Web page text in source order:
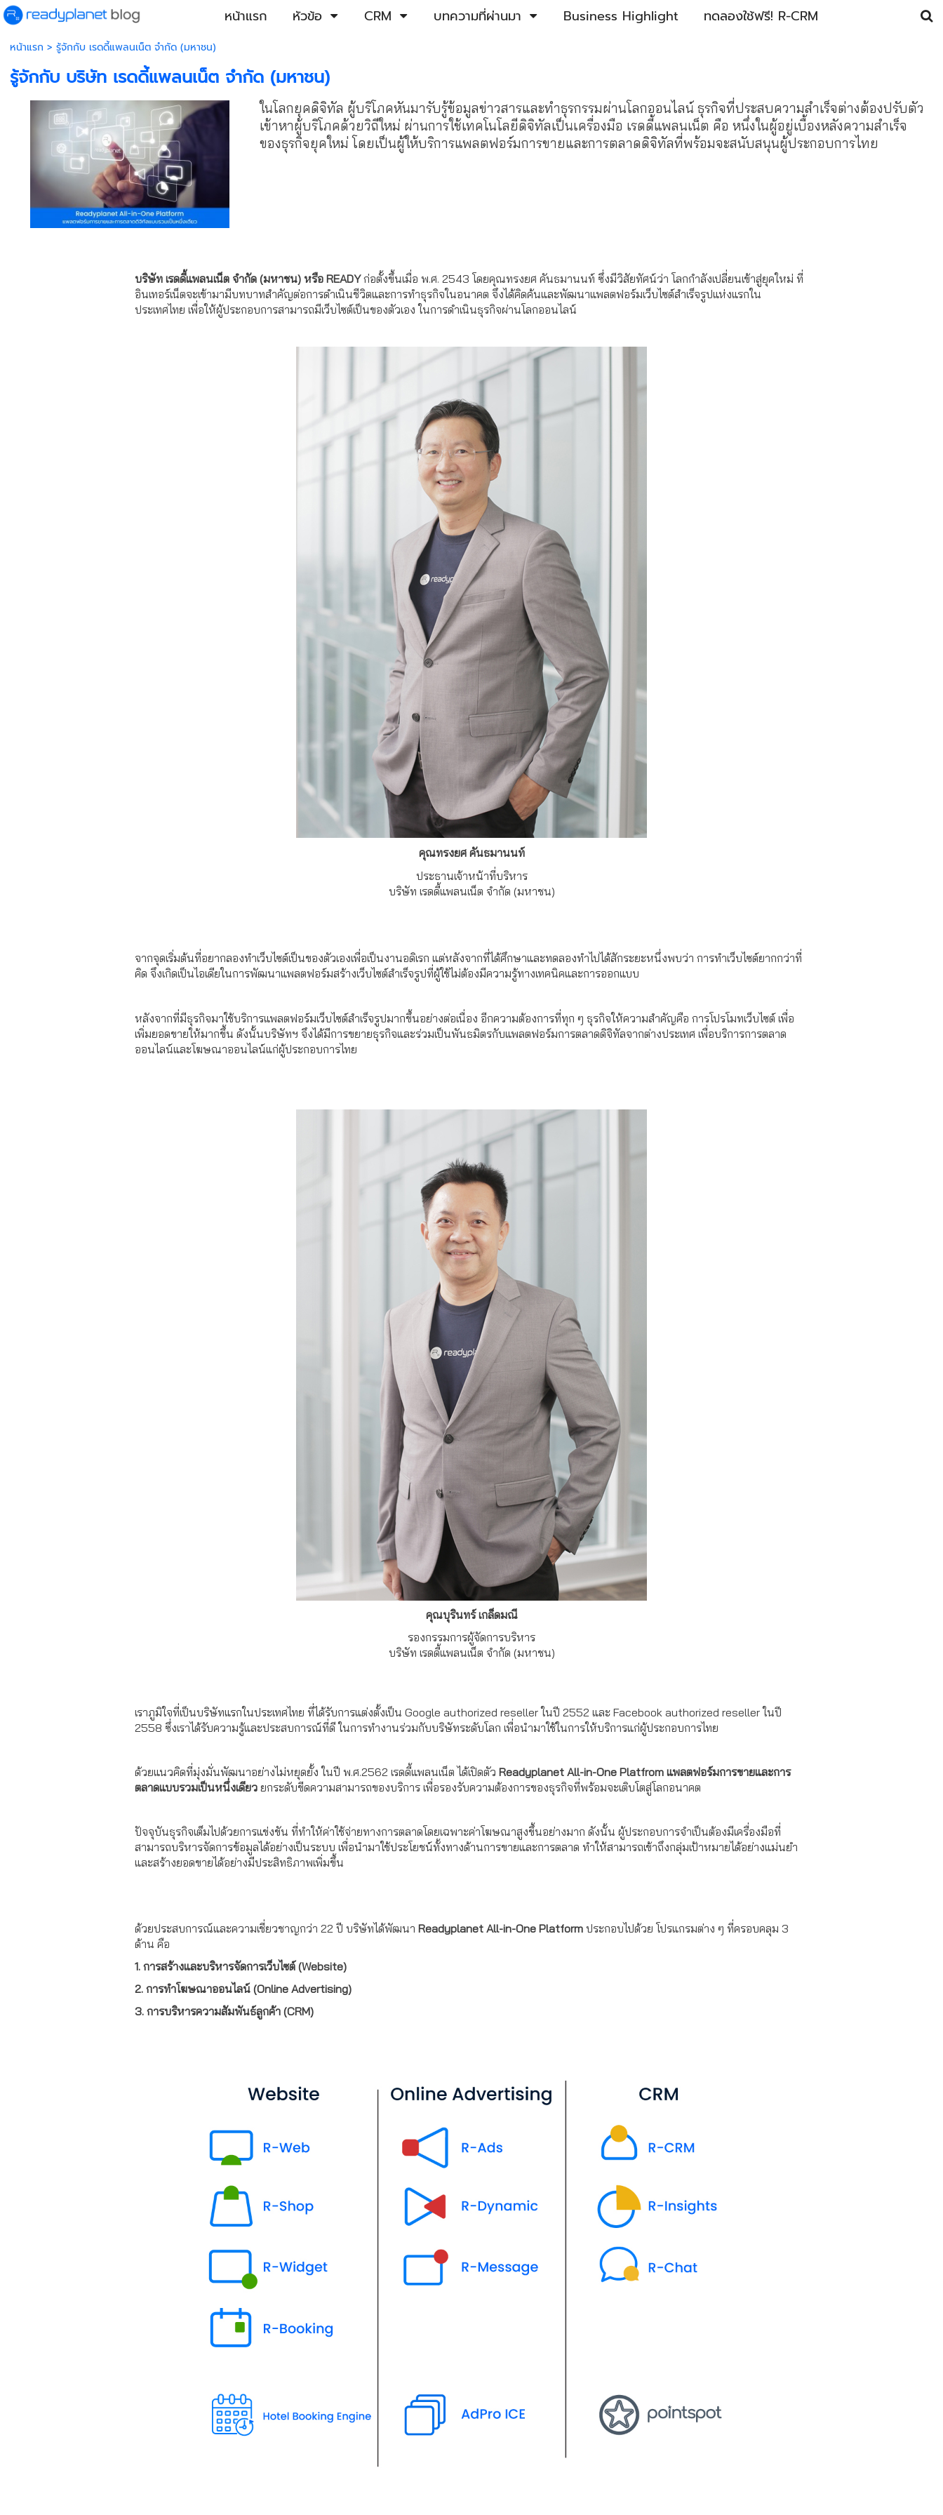
หน้าแรก หัวข้อ CRM บทความที่ผ่านมา Business Highlight ทดลองใช้ฟรี! R-CRM
หน้าแรก > รู้จักกับ เรดดี้แพลนเน็ต จำกัด (มหาชน)
รู้จักกับ บริษัท เรดดี้แพลนเน็ต จำกัด (มหาชน)
ในโลกยุคดิจิทัล ผู้บริโภคหันมารับรู้ข้อมูลข่าวสารและทำธุรกรรมผ่านโลกออนไลน์ ธุรกิจที่ประสบความสำเร็จต่างต้องปรับตัว
เข้าหาผู้บริโภคด้วยวิถีใหม่ ผ่านการใช้เทคโนโลยีดิจิทัลเป็นเครื่องมือ เรดดี้แพลนเน็ต คือ หนึ่งในผู้อยู่เบื้องหลังความสำเร็จ
ของธุรกิจยุคใหม่ โดยเป็นผู้ให้บริการแพลตฟอร์มการขายและการตลาดดิจิทัลที่พร้อมจะสนับสนุนผู้ประกอบการไทย
บริษัท เรดดี้แพลนเน็ต จำกัด (มหาชน) หรือ READYก่อตั้งขึ้นเมื่อ พ.ศ. 2543 โดยคุณทรงยศ คันธมานนท์ ซึ่งมีวิสัยทัศน์ว่า โลกกำลังเปลี่ยนเข้าสู่ยุคใหม่ ที่
อินเทอร์เน็ตจะเข้ามามีบทบาทสำคัญต่อการดำเนินชีวิตและการทำธุรกิจในอนาคต จึงได้คิดค้นและพัฒนาแพลตฟอร์มเว็บไซต์สำเร็จรูปแห่งแรกใน
ประเทศไทย เพื่อให้ผู้ประกอบการสามารถมีเว็บไซต์เป็นของตัวเอง ในการดำเนินธุรกิจผ่านโลกออนไลน์
คุณทรงยศ คันธมานนท์
ประธานเจ้าหน้าที่บริหาร
บริษัท เรดดี้แพลนเน็ต จำกัด (มหาชน)
จากจุดเริ่มต้นที่อยากลองทำเว็บไซต์เป็นของตัวเองเพื่อเป็นงานอดิเรก แต่หลังจากที่ได้ศึกษาและทดลองทำไปได้สักระยะหนึ่งพบว่า การทำเว็บไซต์ยากกว่าที่
คิด จึงเกิดเป็นไอเดียในการพัฒนาแพลตฟอร์มสร้างเว็บไซต์สำเร็จรูปที่ผู้ใช้ไม่ต้องมีความรู้ทางเทคนิคและการออกแบบ
หลังจากที่มีธุรกิจมาใช้บริการแพลตฟอร์มเว็บไซต์สำเร็จรูปมากขึ้นอย่างต่อเนื่อง อีกความต้องการที่ทุก ๆ ธุรกิจให้ความสำคัญคือ การโปรโมทเว็บไซต์ เพื่อ
เพิ่มยอดขายให้มากขึ้น ดังนั้นบริษัทฯ จึงได้มีการขยายธุรกิจและร่วมเป็นพันธมิตรกับแพลตฟอร์มการตลาดดิจิทัลจากต่างประเทศ เพื่อบริการการตลาด
ออนไลน์และโฆษณาออนไลน์แก่ผู้ประกอบการไทย
คุณบุรินทร์ เกล็ดมณี
รองกรรมการผู้จัดการบริหาร
บริษัท เรดดี้แพลนเน็ต จำกัด (มหาชน)
เราภูมิใจที่เป็นบริษัทแรกในประเทศไทย ที่ได้รับการแต่งตั้งเป็น Google authorized reseller ในปี 2552 และ Facebook authorized reseller ในปี
2558 ซึ่งเราได้รับความรู้และประสบการณ์ที่ดี ในการทำงานร่วมกับบริษัทระดับโลก เพื่อนำมาใช้ในการให้บริการแก่ผู้ประกอบการไทย
ด้วยแนวคิดที่มุ่งมั่นพัฒนาอย่างไม่หยุดยั้ง ในปี พ.ศ.2562 เรดดี้แพลนเน็ต ได้เปิดตัว Readyplanet All-in-One Platfrom แพลตฟอร์มการขายและการ
ตลาดแบบรวมเป็นหนึ่งเดียว ยกระดับขีดความสามารถของบริการ เพื่อรองรับความต้องการของธุรกิจที่พร้อมจะเติบโตสู่โลกอนาคต
ปัจจุบันธุรกิจเต็มไปด้วยการแข่งขัน ที่ทำให้ค่าใช้จ่ายทางการตลาดโดยเฉพาะค่าโฆษณาสูงขึ้นอย่างมาก ดังนั้น ผู้ประกอบการจำเป็นต้องมีเครื่องมือที่
สามารถบริหารจัดการข้อมูลได้อย่างเป็นระบบ เพื่อนำมาใช้ประโยชน์ทั้งทางด้านการขายและการตลาด ทำให้สามารถเข้าถึงกลุ่มเป้าหมายได้อย่างแม่นยำ
และสร้างยอดขายได้อย่างมีประสิทธิภาพเพิ่มขึ้น
ด้วยประสบการณ์และความเชี่ยวชาญกว่า 22 ปี บริษัทได้พัฒนา Readyplanet All-in-One Platform ประกอบไปด้วย โปรแกรมต่าง ๆ ที่ครอบคลุม 3
ด้าน คือ
1. การสร้างและบริหารจัดการเว็บไซต์ (Website)
2. การทำโฆษณาออนไลน์ (Online Advertising)
3. การบริหารความสัมพันธ์ลูกค้า (CRM)